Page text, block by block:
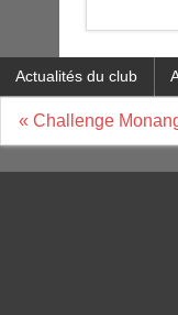
Actualités du club
Navigation
« Challenge